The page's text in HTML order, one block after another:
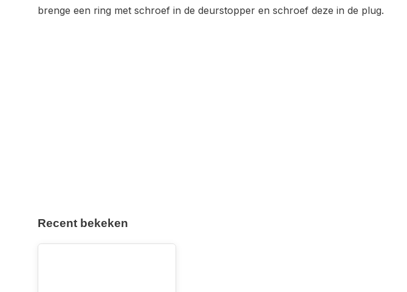
brenge een ring met schroef in de deurstopper en schroef deze in de plug.
Recent bekeken